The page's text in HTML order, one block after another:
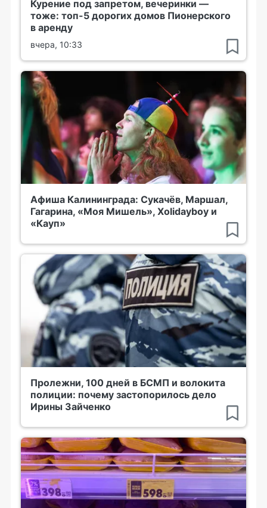
Курение под запретом, вечеринки —
тоже: топ-5 дорогих домов Пионерского
в аренду
вчера, 10:33
Афиша Калининграда: Сукачёв, Маршал,
Гагарина, «Моя Мишель», Xolidayboy и
«Кауп»
Пролежни, 100 дней в БСМП и волокита
полиции: почему застопорилось дело
Ирины Зайченко